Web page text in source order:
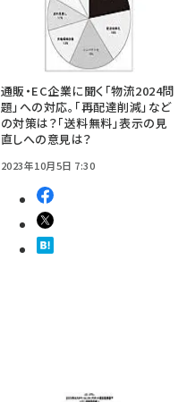
通販・EC企業に聞く「物流2024問
題」への対応。「再配達削減」など
の対策は？「送料無料」表示の見
直しへの意見は？
2023年10月5日 7:30